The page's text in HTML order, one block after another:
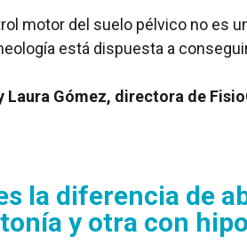
motor del suelo pélvico no es
está dispuesta a
Laura Gómez, directora de
la diferencia de
y otra con